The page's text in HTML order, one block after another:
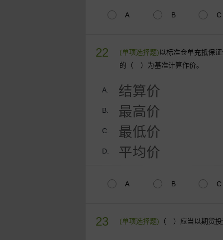
A B C
22 (单项选择题)以标准仓单充抵保
的（ ）为基准计算作价。
A. 结算价
B. 最高价
C. 最低价
D. 平均价
A B C
23 (单项选择题) （ ）应当以期货